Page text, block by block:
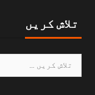
تلاش کریں